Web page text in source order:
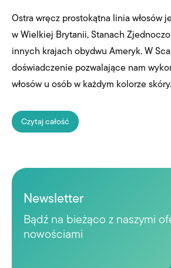
Ostra wręcz prostokątna linia włosów
w Wielkiej Brytanii, Stanach
innych krajach obydwu Ameryk. W
doświadczenie pozwalające nam
włosów u osób w każdym kolorze skóry.
Czytaj całość
Newsletter
Bądź na bieżąco z naszymi
nowościami